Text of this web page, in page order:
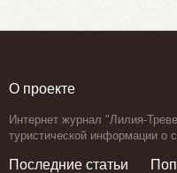
О проекте
Интернет журнал "Лилия-
туристической информации о
Последние статьи